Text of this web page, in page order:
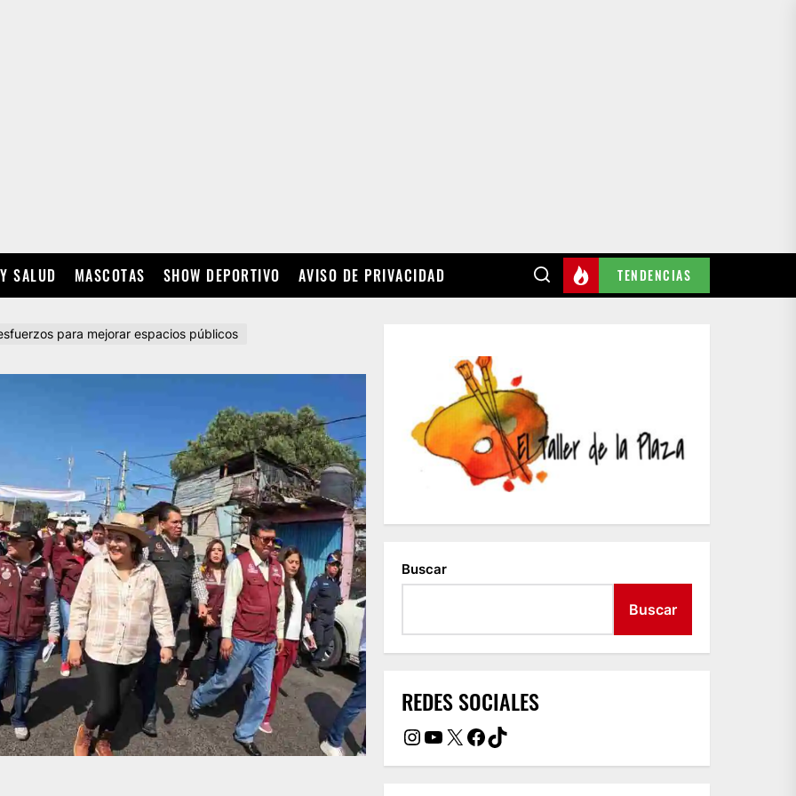
SALUD MASCOTAS SHOW DEPORTIVO AVISO DE PRIVACIDAD TENDENCIAS
para mejorar espacios públicos
Buscar
Buscar
REDES SOCIALES
Instagram
YouTube
X Facebook
TikTok